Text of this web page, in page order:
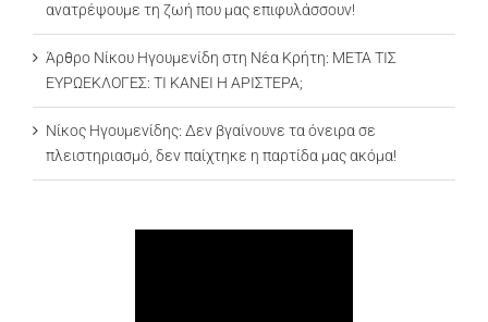
ανατρέψουμε τη ζωή που μας επιφυλάσσουν!
Άρθρο Νίκου Ηγουμενίδη στη Νέα Κρήτη: ΜΕΤΑ ΤΙΣ
ΕΥΡΩΕΚΛΟΓΕΣ: ΤΙ ΚΑΝΕΙ Η ΑΡΙΣΤΕΡΑ;
Νίκος Ηγουμενίδης: Δεν βγαίνουνε τα όνειρα σε
πλειστηριασμό, δεν παίχτηκε η παρτίδα μας ακόμα!